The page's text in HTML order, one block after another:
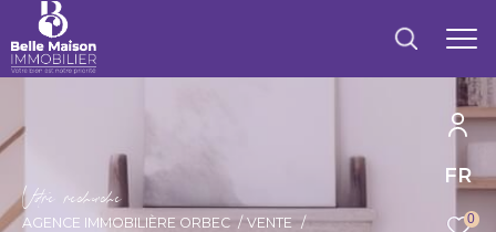
FR
0
Vore recece
AGENCE IMMOBILIÈRE ORBEC
VENTE